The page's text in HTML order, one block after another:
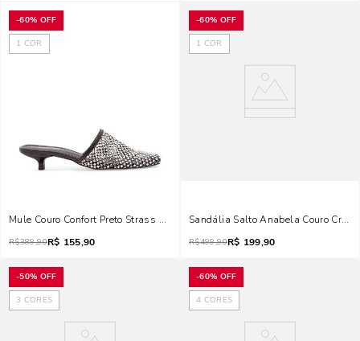
-60% OFF
1 COR
Mule Couro Confort Preto Strass Salto Baixo Fino
R$389,90R$ 155,90
-60% OFF
1 COR
R$499,90R$ 199,90
-50% OFF
3 CORES
-60% OFF
4 CORES